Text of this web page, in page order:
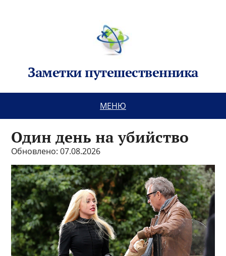
Заметки путешественника
МЕНЮ
Один день на убийство
Обновлено: 07.08.2026